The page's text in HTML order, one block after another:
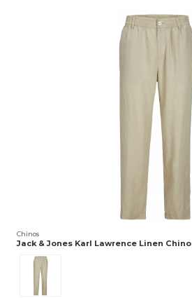
Chinos
Jack & Jones Karl Lawrence Linen Chino
Beige